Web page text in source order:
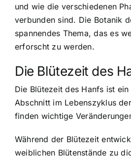
und wie die verschiedenen
verbunden sind. Die Botanik
spannendes Thema, das es
erforscht zu werden.
Die Blütezeit des
Die Blütezeit des Hanfs ist
Abschnitt im Lebenszyklus
finden wichtige
Während der Blütezeit
weiblichen Blütenstände zu